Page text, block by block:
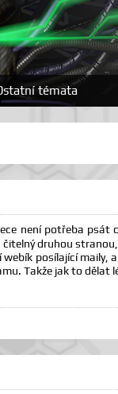
témata
není potřeba psát
druhou
posílající
Takže jak to dělat